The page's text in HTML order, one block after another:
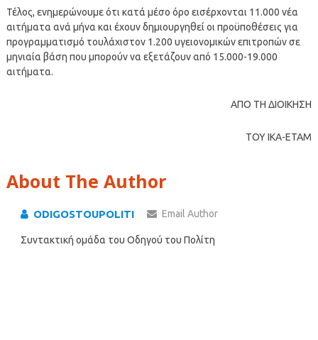
Τέλος, ενημερώνουμε ότι κατά μέσο όρο εισέρχονται 11.000 νέα
αιτήματα ανά μήνα και έχουν δημιουργηθεί οι προϋποθέσεις για
προγραμματισμό τουλάχιστον 1.200 υγειονομικών επιτροπών σε
μηνιαία βάση που μπορούν να εξετάζουν από 15.000-19.000
αιτήματα.
ΑΠΟ ΤΗ ΔΙΟΙΚΗΣΗ
ΤΟΥ ΙΚΑ-ΕΤΑΜ
About The Author
ODIGOSTOUPOLITI Email Author
Συντακτική ομάδα του Οδηγού του Πολίτη